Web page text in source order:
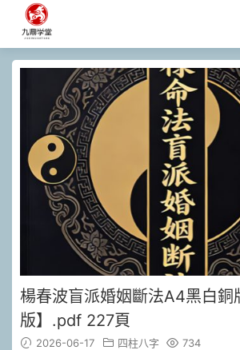
楊春波盲派婚姻斷法A4黑白銅
版】.pdf 227頁
2026-06-17 四柱八字 734